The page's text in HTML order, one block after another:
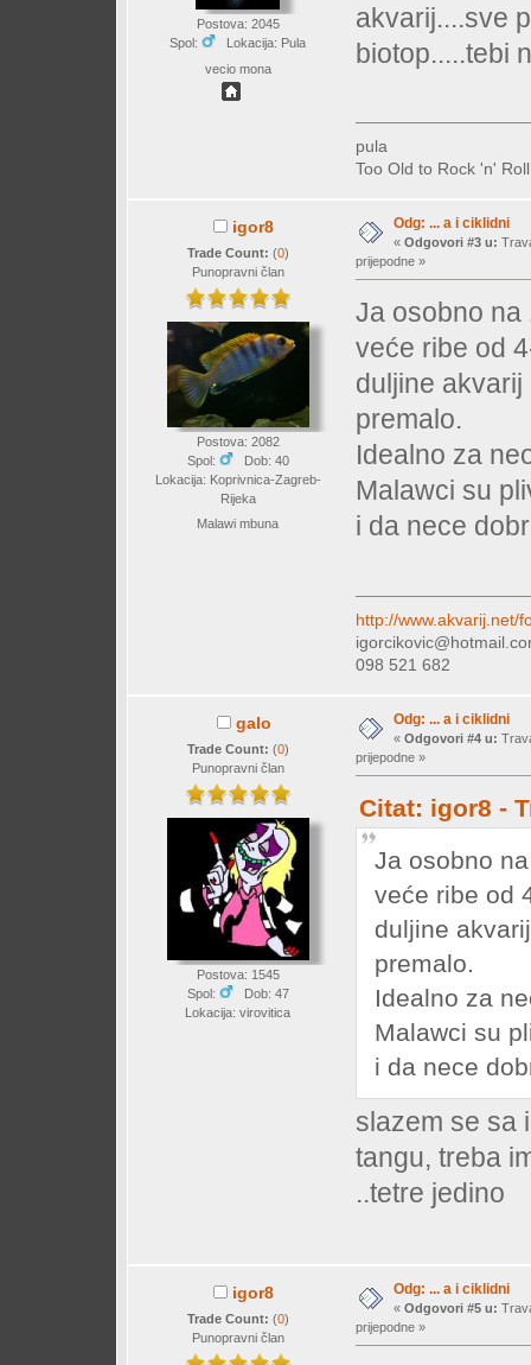
Postova: 2045
Spol:
Lokacija: Pula
vecio mona
akvarij....sve
biotop.....tebi
pula
Too Old to Rock 'n'
igor8
Trade Count: (0)
Punopravni član
Postova: 2082
Spol:
Dob: 40
Lokacija: Koprivnica-Zagreb-
Rijeka
Malawi mbuna
Odg: ... a i ciklidni
« Odgovori #3 u:
prijepodne »
Ja osobno na
veće ribe od
duljine
premalo.
Idealno za
Malawci su
i da nece
http://www.akvarij.net/
098 521 682
galo
Trade Count: (0)
Punopravni član
Postova: 1545
Spol:
Dob: 47
Lokacija: virovitica
Odg: ... a i ciklidni
« Odgovori #4 u:
prijepodne »
Citat: igor8 -
Ja osobno
veće ribe od
duljine
premalo.
Idealno za
Malawci su
i da nece
slazem se sa
tangu, treba
..tetre jedino
igor8
Trade Count: (0)
Punopravni član
Odg: ... a i ciklidni
« Odgovori #5 u:
prijepodne »